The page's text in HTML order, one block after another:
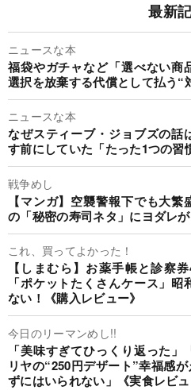
最新
ニュースな本
福袋やガチャなど「選べない商
選択を放棄する代償として払う“
ニュースな本
なぜスティーブ・ジョブズの話
す前にしていた「たった1つの習
戦争めし
【マンガ】空襲警報下でも大
の「秘密の寿司ネタ」にヨダレが
これ、買ってよかった！
【しまむら】お薬手帳と診察
「ポケットたくさんケース」
ない！《購入レビュー》
今日のリーマンめし!!
「美味すぎてひっくり返った
リヤの“250円デザート”幸福感
ずにはいられない」《実食レビュ